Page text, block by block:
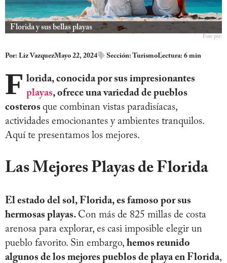
Florida y sus bellas playas
Foto por:
Por: Liz VazquezMayo 22, 2024 Sección: TurismoLectura: 6 min
F lorida, conocida por sus impresionantes
playas, ofrece una variedad de pueblos
costeros que combinan vistas paradisíacas,
actividades emocionantes y ambientes tranquilos.
Aquí te presentamos los mejores.
Las Mejores Playas de Florida
El estado del sol, Florida, es famoso por sus
hermosas playas. Con más de 825 millas de costa
arenosa para explorar, es casi imposible elegir un
pueblo favorito. Sin embargo, hemos reunido
algunos de los mejores pueblos de playa en Florida,